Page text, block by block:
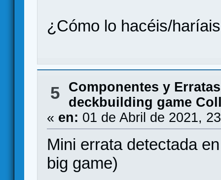
¿Cómo lo hacéis/
5 Componentes y Erratas
deckbuilding game
« en: 01 de Abril de 2021,
Mini errata detectada
big game)